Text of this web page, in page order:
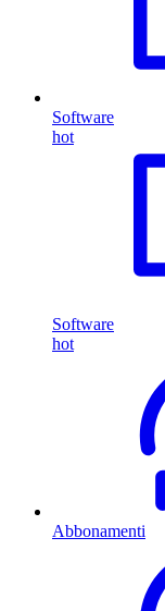
Software
hot
Software
hot
Abbonamenti